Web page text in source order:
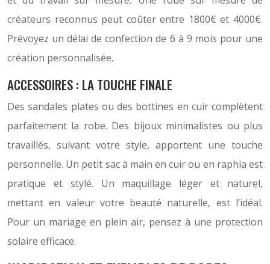
créateurs reconnus peut coûter entre 1800€ et 4000€.
Prévoyez un délai de confection de 6 à 9 mois pour une
création personnalisée.
ACCESSOIRES : LA TOUCHE FINALE
Des sandales plates ou des bottines en cuir complètent
parfaitement la robe. Des bijoux minimalistes ou plus
travaillés, suivant votre style, apportent une touche
personnelle. Un petit sac à main en cuir ou en raphia est
pratique et stylé. Un maquillage léger et naturel,
mettant en valeur votre beauté naturelle, est l’idéal.
Pour un mariage en plein air, pensez à une protection
solaire efficace.